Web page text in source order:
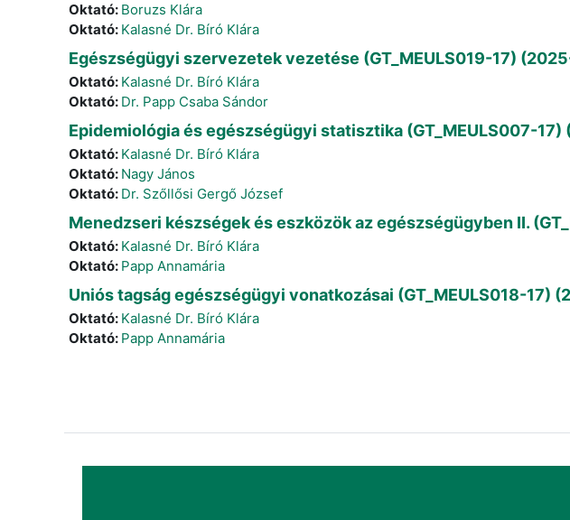
Oktató: Boruzs Klára
Oktató: Kalasné Dr. Bíró Klára
Egészségügyi szervezetek vezetése (GT_MEULS019-17)
Oktató: Kalasné Dr. Bíró Klára
Oktató: Dr. Papp Csaba Sándor
Epidemiológia és egészségügyi statisztika (GT_MEULS007-
Oktató: Kalasné Dr. Bíró Klára
Oktató: Nagy János
Oktató: Dr. Szőllősi Gergő József
Menedzseri készségek és eszközök az egészségügyben II.
Oktató: Kalasné Dr. Bíró Klára
Oktató: Papp Annamária
Uniós tagság egészségügyi vonatkozásai (GT_MEULS018-17)
Oktató: Kalasné Dr. Bíró Klára
Oktató: Papp Annamária